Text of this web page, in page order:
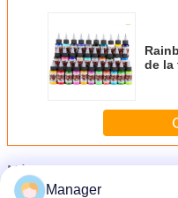
de la
Más
Manager